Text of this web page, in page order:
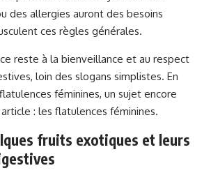
des allergies auront des besoins
ces règles générales.
reste à la bienveillance et au respect
loin des slogans simplistes. En
féminines, un sujet encore
: les flatulences féminines.
fruits exotiques et leurs